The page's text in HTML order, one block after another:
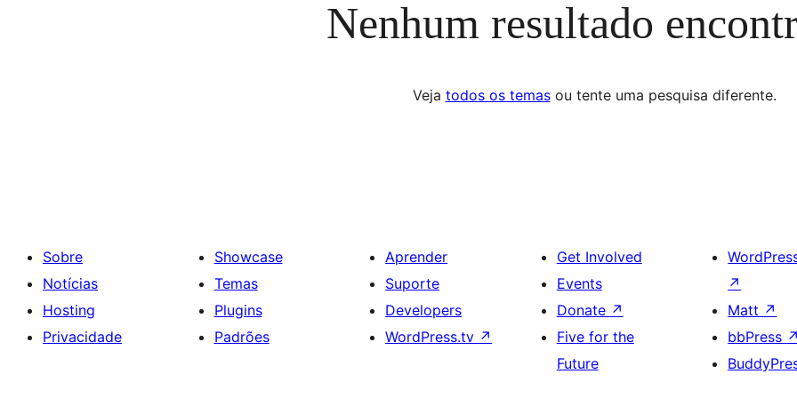
Nenhum resultado
Veja todos os temasou tente uma pesquisa diferente.
Sobre
Notícias
Hosting
Privacidade
Showcase
Temas
Plugins
Padrões
Aprender
Suporte
Developers
WordPress.tv ↗
Get Involved
Events
Donate ↗
Five for the
Future
↗
Matt ↗
bbPress ↗